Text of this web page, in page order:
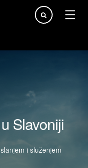
Slavoniji
i služenjem